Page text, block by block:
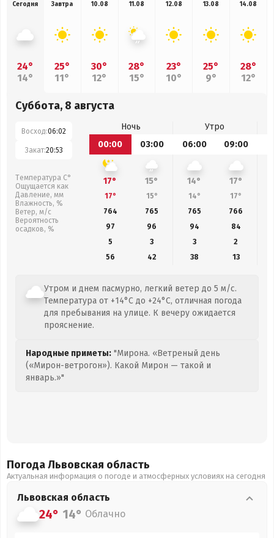
Сегодня
24°
14°
Завтра
25°
11°
10.08
30°
12°
11.08
28°
15°
12.08
23°
10°
13.08
25°
9°
14.08
28°
12°
Суббота, 8 августа
Восход:06:02
Закат:20:53
Температура С°
Ощущается как
Давление, мм
Влажность, %
Ветер, м/с
Вероятность
осадков, %
Ночь
Утро
00:00
03:00 06:00 09:00
17° 15° 14° 17°
17° 15° 14° 17°
764
765 765 766
97
96 94 84
5
3 3
2
56
42 38 13
Утром и днем пасмурно, легкий ветер до 5 м/с.
Температура от +14°C до +24°C, отличная погода
для пребывания на улице. К вечеру ожидается
прояснение.
Народные приметы: "Мирона. «Ветреный день
(«Мирон-ветрогон»). Какой Мирон — такой и
январь.»"
Погода Львовская область
Актуальная информация о погоде и атмосферных условиях на сегодня
Львовская область
24° 14° Облачно